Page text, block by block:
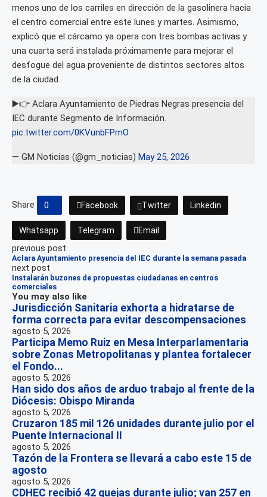
menos uno de los carriles en dirección de la gasolinera hacia
el centro comercial entre este lunes y martes. Asimismo,
explicó que el cárcamo ya opera con tres bombas activas y
una cuarta será instalada próximamente para mejorar el
desfogue del agua proveniente de distintos sectores altos
de la ciudad.
▶️👉 Aclara Ayuntamiento de Piedras Negras presencia del
IEC durante Segmento de Información.
pic.twitter.com/0KVunbFPmO
— GM Noticias (@gm_noticias) May 25, 2026
Share 0 Facebook Twitter Linkedin
Whatsapp Telegram Email
previous post
Aclara Ayuntamiento presencia del IEC durante la semana pasada
next post
Instalarán buzones de propuestas ciudadanas en centros
comerciales
You may also like
Jurisdicción Sanitaria exhorta a hidratarse de
forma correcta para evitar descompensaciones
agosto 5, 2026
Participa Memo Ruiz en Mesa Interparlamentaria
sobre Zonas Metropolitanas y plantea fortalecer
el Fondo...
agosto 5, 2026
Han sido dos años de arduo trabajo al frente de la
Diócesis: Obispo Miranda
agosto 5, 2026
Cruzaron 185 mil 126 unidades durante julio por el
Puente Internacional II
agosto 5, 2026
Tazón de la Frontera se llevará a cabo este 15 de
agosto
agosto 5, 2026
CDHEC recibió 42 quejas durante julio; van 257 en